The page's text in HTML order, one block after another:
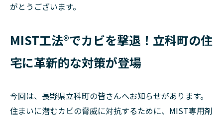
がとうございます。
MIST工法®でカビを撃退！立科町の住
宅に革新的な対策が登場
今回は、長野県立科町の皆さんへお知らせがあります。
住まいに潜むカビの脅威に対抗するために、MIST専用剤